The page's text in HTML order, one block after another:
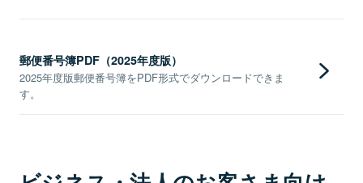
郵便番号簿PDF（2025年度版）
2025年度版郵便番号簿をPDF形式でダウンロードできま
す。